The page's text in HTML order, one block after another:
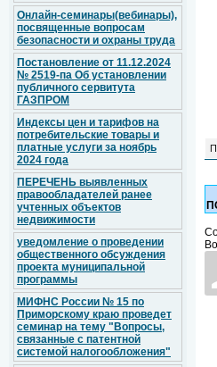
Онлайн-семинары(вебинары),
посвященные вопросам
безопасности и охраны труда
Постановление от 11.12.2024
№ 2519-па Об установлении
публичного сервитута
ГАЗПРОМ
Индексы цен и тарифов на
потребительские товары и
платные услуги за ноябрь
2024 года
ПЕРЕЧЕНЬ выявленных
правообладателей ранее
учтенных объектов
недвижимости
уведомление о проведении
общественного обсуждения
проекта муниципальной
программы
МИФНС России № 15 по
Приморскому краю проведет
семинар на тему "Вопросы,
связанные с патентной
системой налогообложения"